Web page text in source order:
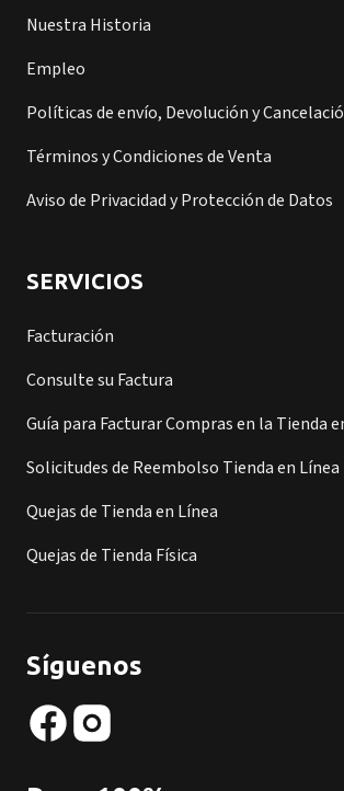
Nuestra Historia
Empleo
Políticas de envío, Devolución y
Términos y Condiciones de Venta
Aviso de Privacidad y Protección de Datos
SERVICIOS
Facturación
Consulte su Factura
Guía para Facturar Compras en la Tienda
Solicitudes de Reembolso Tienda en Línea
Quejas de Tienda en Línea
Quejas de Tienda Física
Síguenos